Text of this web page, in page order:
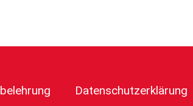
Datenschutzerklärung